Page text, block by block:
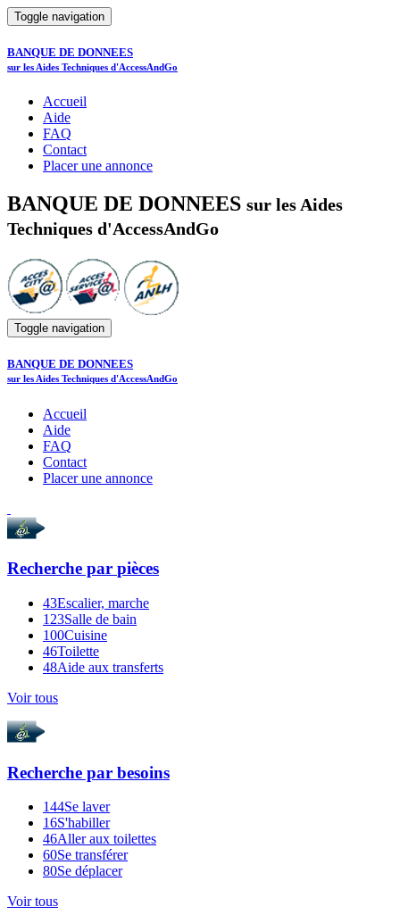
Toggle navigation
BANQUE DE DONNEES
sur les Aides Techniques d'AccessAndGo
Accueil
Aide
FAQ
Contact
Placer une annonce
BANQUE DE DONNEES sur les Aides
Techniques d'AccessAndGo
Toggle navigation
BANQUE DE DONNEES
sur les Aides Techniques d'AccessAndGo
Accueil
Aide
FAQ
Contact
Placer une annonce
Recherche par pièces
43Escalier, marche
123Salle de bain
100Cuisine
46Toilette
48Aide aux transferts
Voir tous
Recherche par besoins
144Se laver
16S'habiller
46Aller aux toilettes
60Se transférer
80Se déplacer
Voir tous